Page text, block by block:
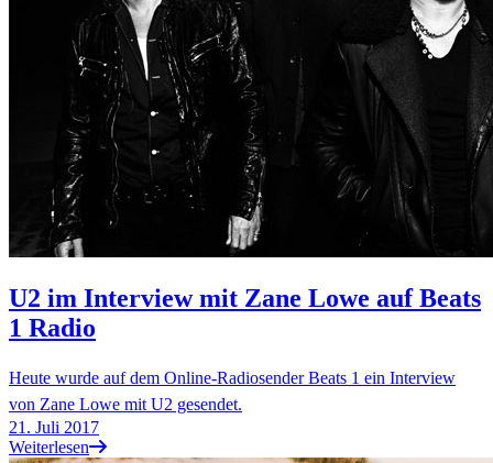
U2 im Interview mit Zane Lowe auf Beats
1 Radio
Heute wurde auf dem Online-Radiosender Beats 1 ein Interview
von Zane Lowe mit U2 gesendet.
21. Juli 2017
Weiterlesen